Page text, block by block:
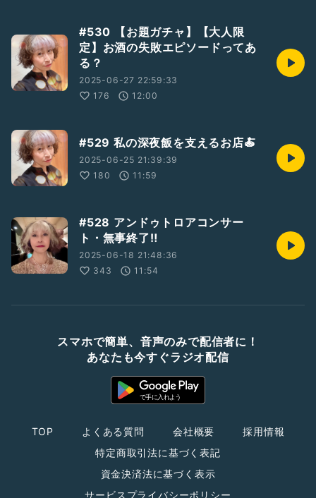
#530 【お題ガチャ】【大人限
定】お酒の失敗エピソードってあ
る？
2025-06-27 22:59:33
176
12:00
#529 私の深夜飯を支えるお店🍝
2025-06-25 21:39:39
180
11:59
#528 アンドゥトロアコンサー
ト・無事終了‼️
2025-06-18 21:48:36
343
11:54
スマホで簡単、音声のみで配信者に！
あなたも今すぐラジオ配信
TOP よくある質問 会社概要
採用情報
特定商取引法に基づく表記
資金決済法に基づく表示
サービスプライバシーポリシー